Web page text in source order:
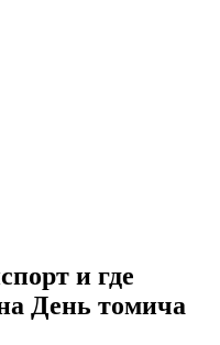
и где
День томича